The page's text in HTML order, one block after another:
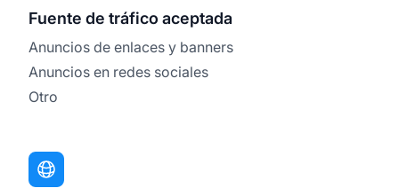
Fuente de tráfico aceptada
Anuncios de enlaces y banners
Anuncios en redes sociales
Otro